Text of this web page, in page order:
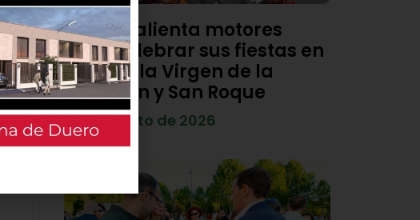
Viana calienta motores
para celebrar sus fiestas en
honor a la Virgen de la
Asunción y San Roque
4 de agosto de 2026